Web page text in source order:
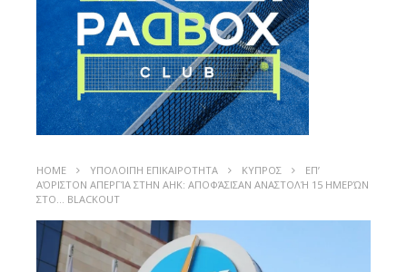
HOME ΥΠΟΛΟΙΠΗ ΕΠΙΚΑΙΡΟΤΗΤΑ ΚΥΠΡΟΣ
ΕΠ’
ΑΌΡΙΣΤΟΝ ΑΠΕΡΓΊΑ ΣΤΗΝ ΑΗΚ: ΑΠΟΦΆΣΙΣΑΝ ΑΝΑΣΤΟΛΉ 15 ΗΜΕΡΏΝ
ΣΤΟ… BLACKOUT